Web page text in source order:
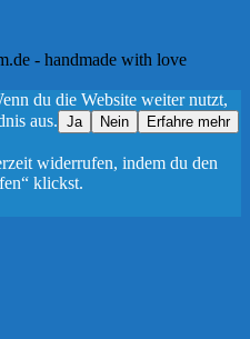
- handmade with love
du die Website weiter nutzt,
aus. Ja Nein Erfahre mehr
widerrufen, indem du den
klickst.